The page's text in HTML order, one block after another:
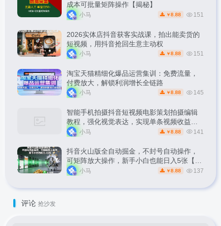
成本可批量矩阵操作【揭秘】
小马 ￥ 8.88 151
2026实体店抖音获客实战课，拍出能卖货的
短视频，用抖音抢回生意主动权
小马 ￥ 8.88 151
淘宝天猫精细化爆品运营集训：免费流量，
付费放大，解锁利润增长全链路
小马 ￥ 8.88 145
智能手机拍摄抖音短视频电影策划拍摄编辑
教程，强化视觉表达，实现单条视频收益破
1k
小马 ￥ 8.88 141
抖音火山版全自动掘金，不封号自动操作，
可矩阵放大操作，新手小白也能日入5张【揭
秘】小马 ￥ 8.88 137
评论 抢沙发